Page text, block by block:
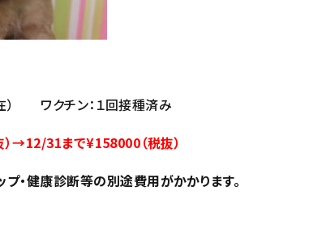
） ワクチン：１回接種済み
→12/31まで¥158000（税抜）
・健康診断等の別途費用がかかります。